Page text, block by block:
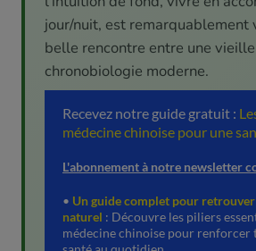
jour/nuit, est remarquablement
belle rencontre entre une
chronobiologie moderne.